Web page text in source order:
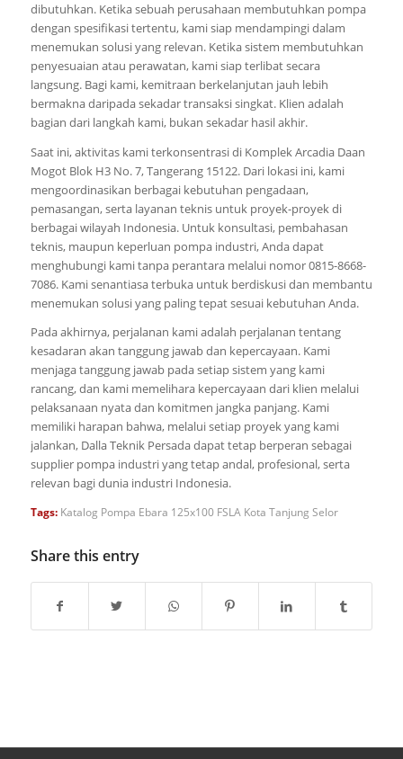
dibutuhkan. Ketika sebuah perusahaan membutuhkan pompa
dengan spesifikasi tertentu, kami siap mendampingi dalam
menemukan solusi yang relevan. Ketika sistem membutuhkan
penyesuaian atau perawatan, kami siap terlibat secara
langsung. Bagi kami, kemitraan berkelanjutan jauh lebih
bermakna daripada sekadar transaksi singkat. Klien adalah
bagian dari langkah kami, bukan sekadar hasil akhir.
Saat ini, aktivitas kami terkonsentrasi di Komplek Arcadia Daan
Mogot Blok H3 No. 7, Tangerang 15122. Dari lokasi ini, kami
mengoordinasikan berbagai kebutuhan pengadaan,
pemasangan, serta layanan teknis untuk proyek-proyek di
berbagai wilayah Indonesia. Untuk konsultasi, pembahasan
teknis, maupun keperluan pompa industri, Anda dapat
menghubungi kami tanpa perantara melalui nomor 0815-8668-
7086. Kami senantiasa terbuka untuk berdiskusi dan membantu
menemukan solusi yang paling tepat sesuai kebutuhan Anda.
Pada akhirnya, perjalanan kami adalah perjalanan tentang
kesadaran akan tanggung jawab dan kepercayaan. Kami
menjaga tanggung jawab pada setiap sistem yang kami
rancang, dan kami memelihara kepercayaan dari klien melalui
pelaksanaan nyata dan komitmen jangka panjang. Kami
memiliki harapan bahwa, melalui setiap proyek yang kami
jalankan, Dalla Teknik Persada dapat tetap berperan sebagai
supplier pompa industri yang tetap andal, profesional, serta
relevan bagi dunia industri Indonesia.
Tags: Katalog Pompa Ebara 125x100 FSLA Kota Tanjung Selor
Share this entry